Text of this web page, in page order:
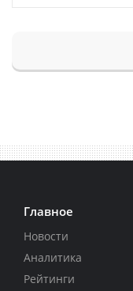
Главное
Новости
Аналитика
Рейтинги